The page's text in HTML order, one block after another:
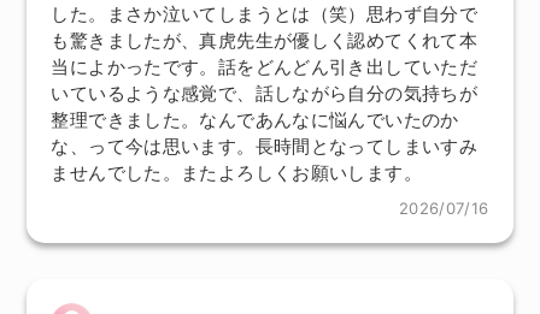
した。まさか泣いてしまうとは（笑）思わず自分で
も驚きましたが、真虎先生が優しく認めてくれて本
当によかったです。話をどんどん引き出していただ
いているような感覚で、話しながら自分の気持ちが
整理できました。なんであんなに悩んでいたのか
な、って今は思います。長時間となってしまいすみ
ませんでした。またよろしくお願いします。
2026/07/16